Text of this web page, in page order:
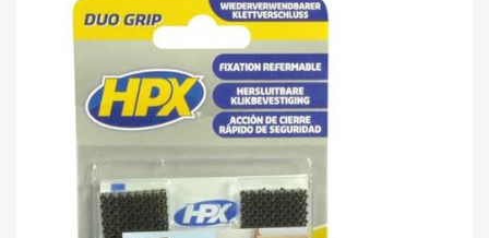
Biludstyr
EV Udstyr
Maling